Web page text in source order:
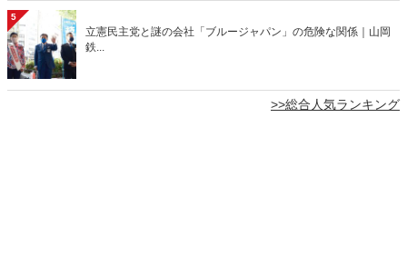
5
立憲民主党と謎の会社「ブルージャパン」の危険な関係｜山岡
鉄...
>>総合人気ランキング